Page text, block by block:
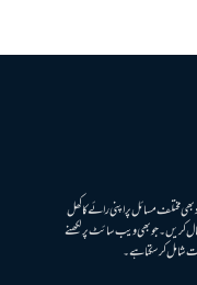
مختلف مسائل پر اپنی رائے کا کھل
کریں۔ جو بھی ویب سائٹ پر لکھنے
شامل کرسکتا ہے۔